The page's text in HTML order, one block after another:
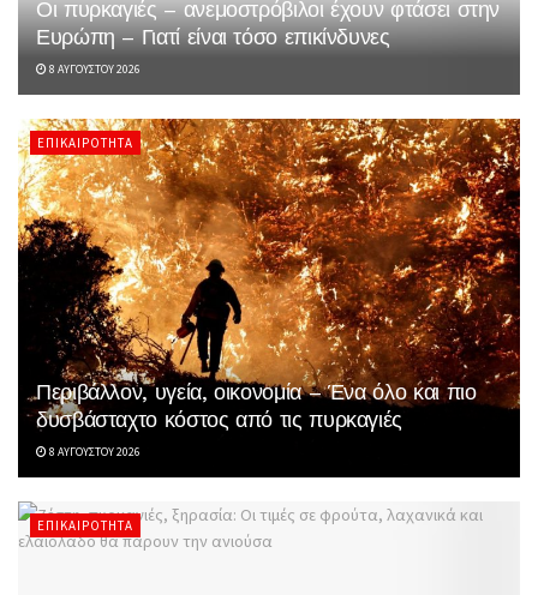
Οι πυρκαγιές – ανεμοστρόβιλοι έχουν φτάσει στην
Ευρώπη – Γιατί είναι τόσο επικίνδυνες
8 ΑΥΓΟΎΣΤΟΥ 2026
ΕΠΙΚΑΙΡΌΤΗΤΑ
Περιβάλλον, υγεία, οικονομία – Ένα όλο και πιο
δυσβάσταχτο κόστος από τις πυρκαγιές
8 ΑΥΓΟΎΣΤΟΥ 2026
ΕΠΙΚΑΙΡΌΤΗΤΑ